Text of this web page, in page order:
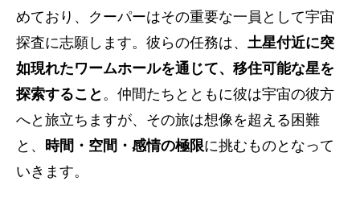
めており、クーパーはその重要な一員として宇宙
探査に志願します。彼らの任務は、 土星付近に突
如現れたワームホールを通じて、移住可能な星を
探索すること 。仲間たちとともに彼は宇宙の彼方
へと旅立ちますが、その旅は想像を超える困難
と、 時間・空間・感情の極限に挑むものとなって
いきます。